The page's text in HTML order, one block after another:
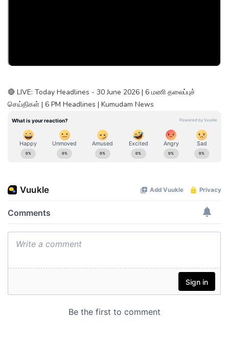
🔴 LIVE: Today Headlines - 30 June 2026 | 6 மணி தலைப்புச்
செய்திகள் | 6 PM Headlines | Kumudam News